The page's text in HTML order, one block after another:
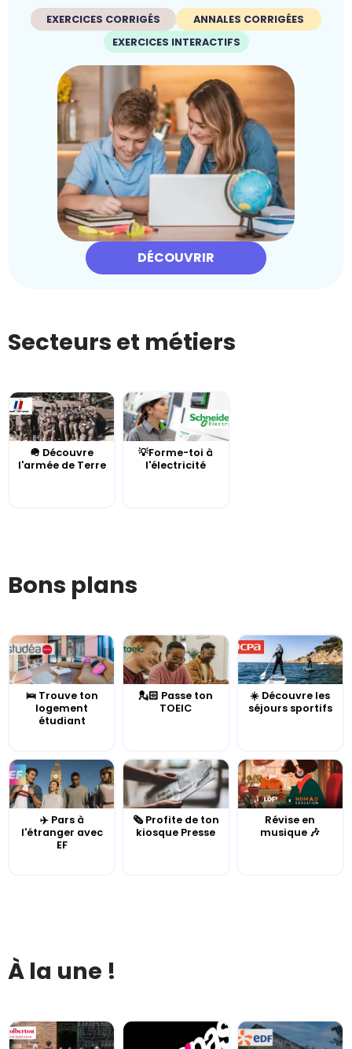
EXERCICES CORRIGÉS
ANNALES CORRIGÉES
EXERCICES INTERACTIFS
DÉCOUVRIR
Secteurs et métiers
🪖 Découvre
l'armée de Terre
💡Forme-toi à
l'électricité
Bons plans
🛌 Trouve ton
logement
étudiant
💂🏻 Passe ton
TOEIC
☀️ Découvre les
séjours sportifs
✈️ Pars à
l'étranger avec
EF
🗞️ Profite de ton
kiosque Presse
Révise en
musique 🎶
À la une !